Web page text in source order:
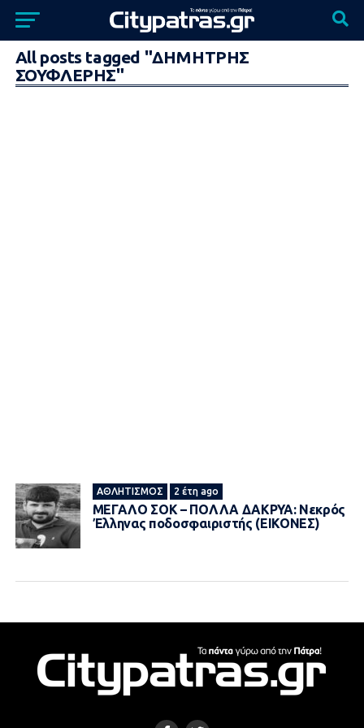
All posts tagged "ΔΗΜΗΤΡΗΣ
ΣΟΥΦΛΕΡΗΣ"
ΑΘΛΗΤΙΣΜΌΣ 2 έτη ago
ΜΕΓΑΛΟ ΣOK – ΠΟΛΛΑ ΔΑΚΡΥΑ: Νεκρός
Έλληνας ποδοσφαιριστής (ΕΙΚΟΝΕΣ)